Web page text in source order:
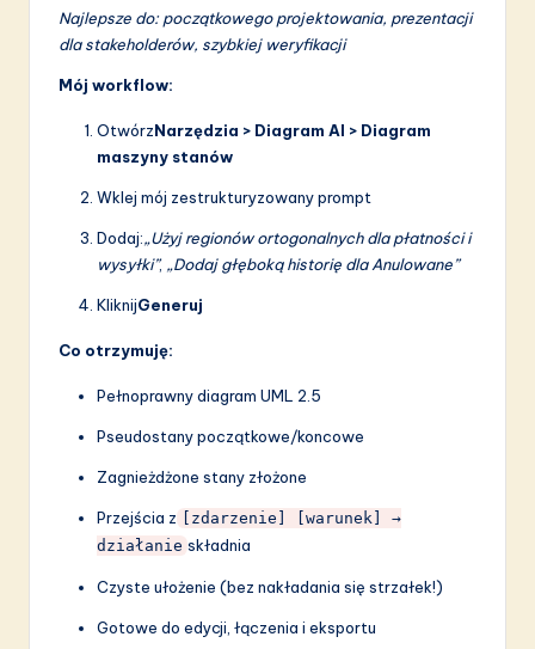
Najlepsze do: początkowego projektowania, prezentacji
dla stakeholderów, szybkiej weryfikacji
Mój workflow:
OtwórzNarzędzia > Diagram AI > Diagram
maszyny stanów
Wklej mój zestrukturyzowany prompt
Dodaj:„Użyj regionów ortogonalnych dla płatności i
wysyłki”, „Dodaj głęboką historię dla Anulowane”
KliknijGeneruj
Co otrzymuję:
Pełnoprawny diagram UML 2.5
Pseudostany początkowe/koncowe
Zagnieżdżone stany złożone
Przejścia z
[zdarzenie] [warunek] →
działanie składnia
Czyste ułożenie (bez nakładania się strzałek!)
Gotowe do edycji, łączenia i eksportu